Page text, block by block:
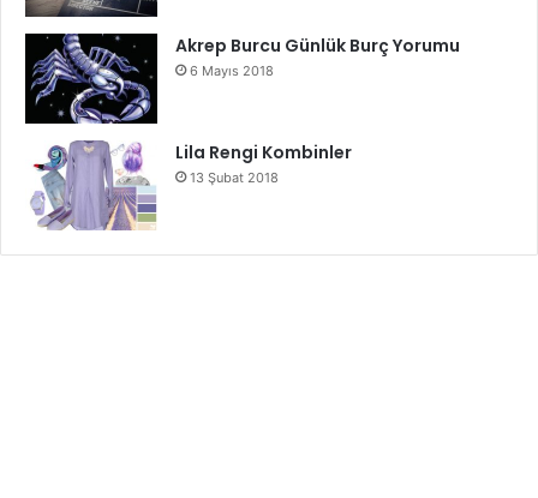
Akrep Burcu Günlük Burç Yorumu
6 Mayıs 2018
Lila Rengi Kombinler
13 Şubat 2018